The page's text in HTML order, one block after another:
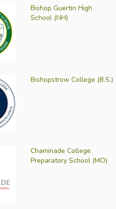
Bishop Guertin High
School (NH)
Bishopstrow College (B.S.)
Chaminade College
Preparatory School (MO)